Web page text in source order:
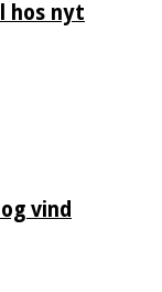
hos nyt
vind